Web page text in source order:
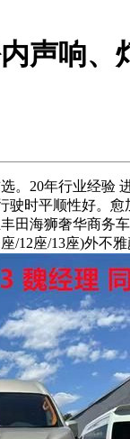
声响、
20年行业经验
驶时平顺性好。
田海狮奢华商务
/12座/13座)外